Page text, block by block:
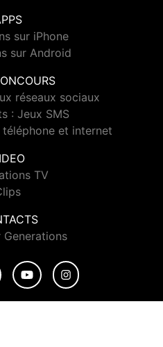
sur iPhone
sur Android
réseaux sociaux
: Jeux SMS
téléphone et internet
TV